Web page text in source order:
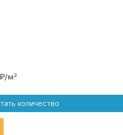
м²
количество